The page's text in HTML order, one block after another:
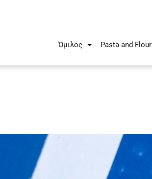
Όμιλος Pasta and Flour